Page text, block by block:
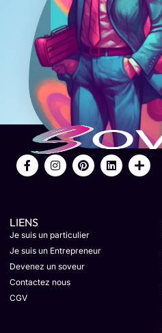
LIENS
Je suis un particulier
Je suis un Entrepreneur
Devenez un soveur
Contactez nous
CGV